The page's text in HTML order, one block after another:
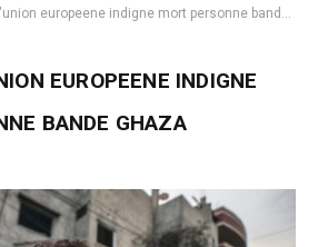
europeene indigne mort personne bande ghaza"
EUROPEENE INDIGNE
BANDE GHAZA